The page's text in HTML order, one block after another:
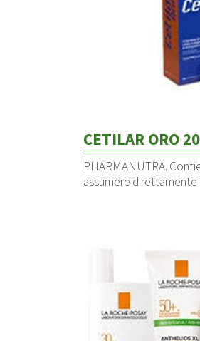
CETILAR ORO
PHARMANUTRA.
assumere direttamente